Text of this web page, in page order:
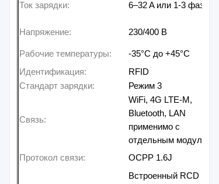
Ток зарядки: 6–32 A или 1-3 фазы
Напряжение: 230/400 В
Рабочие температуры:
-35°C до +45°C
Идентификация:
RFID
Стандарт зарядки:
Режим 3
Связь:
WiFi, 4G LTE-M,
Bluetooth, LAN
применимо с
отдельным модулем
Протокол связи:
OCPP 1.6J
Встроенный RCD